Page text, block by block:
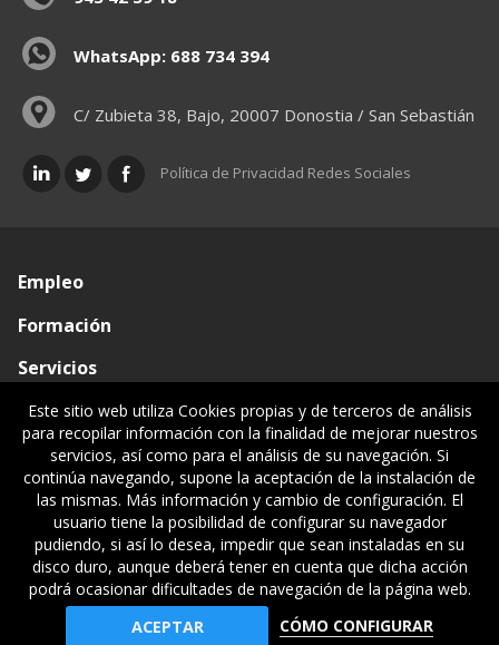
WhatsApp: 688 734 394
C/ Zubieta 38, Bajo, 20007 Donostia / San Sebastián
Política de Privacidad Redes Sociales
Empleo
Formación
Servicios
Conócenos
Visado de documentos
Ventanilla única
Políticas legales
© Gipuzkoako Industri Ingeniariaren Elkargo Ofiziala - Colegio
Oficial de Ingenieros Industriales de Gipuzkoa
Este sitio web utiliza Cookies propias y de terceros de análisis
para recopilar información con la finalidad de mejorar nuestros
servicios, así como para el análisis de su navegación. Si
continúa navegando, supone la aceptación de la instalación de
las mismas. Más información y cambio de configuración. El
usuario tiene la posibilidad de configurar su navegador
pudiendo, si así lo desea, impedir que sean instaladas en su
disco duro, aunque deberá tener en cuenta que dicha acción
podrá ocasionar dificultades de navegación de la página web.
ACEPTAR
CÓMO CONFIGURAR